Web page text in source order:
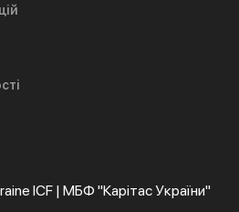
ICF | МБФ "Карітас України"